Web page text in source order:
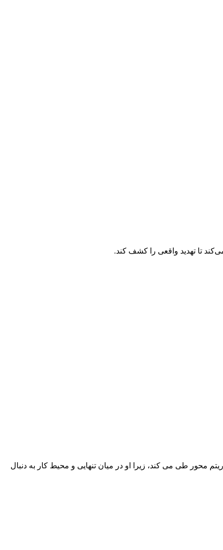
تا تهدید واقعی را کشف کند.
محور طی می کند، زیرا او در میان تنهایی و محیط کار به دنبال